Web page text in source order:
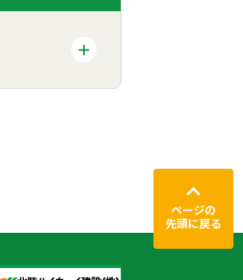
ページの
先頭に戻る